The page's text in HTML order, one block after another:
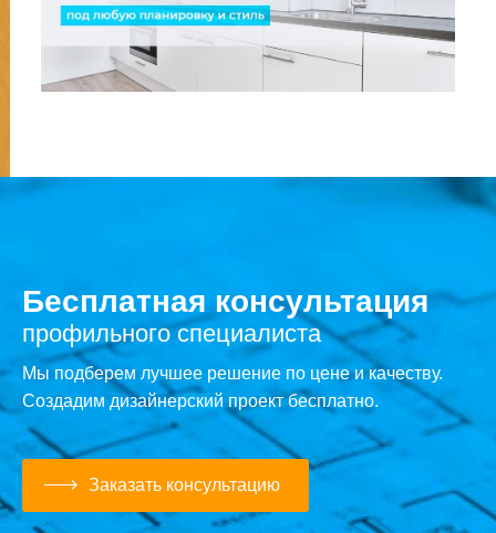
Бесплатная консультация
профильного специалиста
Мы подберем лучшее решение по цене и качеству.
Создадим дизайнерский проект бесплатно.
Заказать консультацию